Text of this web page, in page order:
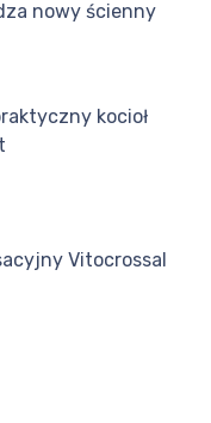
nowy ścienny
kocioł
Vitocrossal